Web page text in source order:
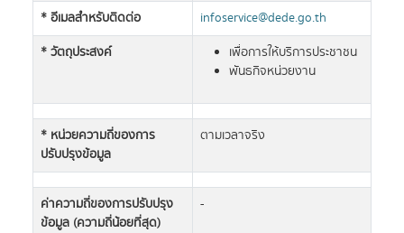
* อีเมลสำหรับติดต่อ
infoservice@dede.go.th
* วัตถุประสงค์
เพื่อการให้บริการประชาชน
พันธกิจหน่วยงาน
* หน่วยความถี่ของการ
ปรับปรุงข้อมูล
ตามเวลาจริง
ค่าความถี่ของการปรับปรุง
ข้อมูล (ความถี่น้อยที่สุด)
-